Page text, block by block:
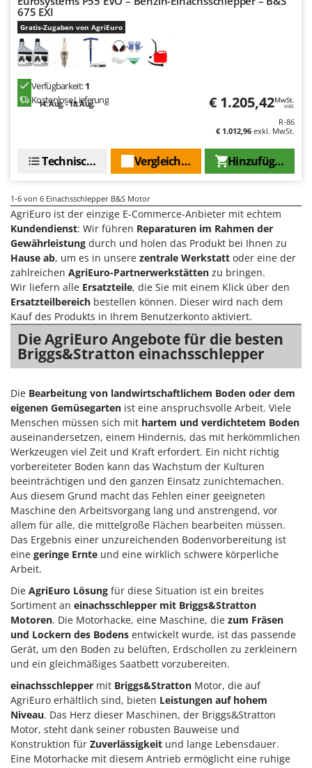
Stäubegeräte für Traktor
Staubsauger - Elektrobesen
T
Teppichreiniger und Teppichbodenreiniger
Thermische und mechanische Unkrautbrenner
Tragbare Powerstationen
Traktor-Heckenscheren mit Ausleger
U
Umfüllpumpen
Umkehrfräsen
V
Vakuumiergeräte
Vertikutierer
Vogelscheuchen - Vogelabwehr
W
Wasserpumpen
Wein- und Obstpressen
Wein- und Ölschichtenfilter
Weitere Produkte
Wiesenwalzen für Traktor
Wippsägen
Wurstfüller
Z
Zerstäuber
Zinkeneggen
Infaco
Intec
Intex
Italyco
JOLLY ITALIA
K
KAAZ
Karcher
Kasco
Kemper
Kenwood
Keter
KitchenAid
Komo
Lampacrescia - MGM
Landxcape
LAR Casalinghi
Lavor
Linea VZ
Lisam
Lotusgrill
M
M.A.I.BO.
Macom
Macte Ovens
Makita
MAMMAMIA
Marina Systems
Master
Mastercook
McCulloch
675 EXI
Gratis-Zugaben von AgriEuro
Verfügbarkeit:1
Kostenlose Lieferung
14. Aug. - 18. Aug. € 1.205,42MwSt.
inkl.
R-86
€ 1.012,96 exkl. MwSt.
Hinzufügen
Vergleichen Sie
Technische Daten
1-6 von 6 Einachsschlepper B&S Motor
AgriEuro ist der einzige E-Commerce-Anbieter mit echtem
Kundendienst: Wir führen Reparaturen im Rahmen der
Gewährleistung durch und holen das Produkt bei Ihnen zu
Hause ab, um es in unsere zentrale Werkstatt oder eine der
zahlreichen AgriEuro-Partnerwerkstätten zu bringen.
Wir liefern alle Ersatzteile, die Sie mit einem Klick über den
Ersatzteilbereich bestellen können. Dieser wird nach dem
Kauf des Produkts in Ihrem Benutzerkonto aktiviert.
Die AgriEuro Angebote für die besten
Briggs&Stratton einachsschlepper
Die Bearbeitung von landwirtschaftlichem Boden oder dem
eigenen Gemüsegarten ist eine anspruchsvolle Arbeit. Viele
Menschen müssen sich mit hartem und verdichtetem Boden
auseinandersetzen, einem Hindernis, das mit herkömmlichen
Werkzeugen viel Zeit und Kraft erfordert. Ein nicht richtig
vorbereiteter Boden kann das Wachstum der Kulturen
beeinträchtigen und den ganzen Einsatz zunichtemachen.
Aus diesem Grund macht das Fehlen einer geeigneten
Maschine den Arbeitsvorgang lang und anstrengend, vor
allem für alle, die mittelgroße Flächen bearbeiten müssen.
Das Ergebnis einer unzureichenden Bodenvorbereitung ist
eine geringe Ernte und eine wirklich schwere körperliche
Arbeit.
Die AgriEuro Lösung für diese Situation ist ein breites
Sortiment an einachsschlepper mit Briggs&Stratton
Motoren. Die Motorhacke, eine Maschine, die zum Fräsen
und Lockern des Bodens entwickelt wurde, ist das passende
Gerät, um den Boden zu belüften, Erdschollen zu zerkleinern
und ein gleichmäßiges Saatbett vorzubereiten.
einachsschlepper mit Briggs&Stratton Motor, die auf
AgriEuro erhältlich sind, bieten Leistungen auf hohem
Niveau. Das Herz dieser Maschinen, der Briggs&Stratton
Motor, steht dank seiner robusten Bauweise und
Konstruktion für Zuverlässigkeit und lange Lebensdauer.
Eine Motorhacke mit diesem Antrieb ermöglicht eine ruhige